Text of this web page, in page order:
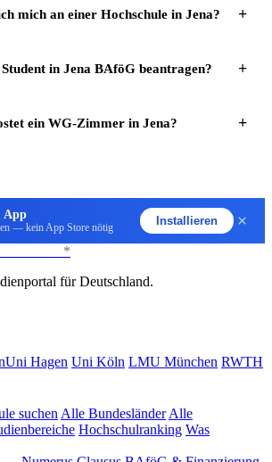
mich an einer Hochschule in Jena? +
in Jena BAföG beantragen? +
ein WG-Zimmer in Jena? +
App
— kein App Store nötig Installieren ×
*
für Deutschland.
Hagen Uni Köln LMU München RWTH
suchen Alle Bundesländer Alle
Hochschulranking Was